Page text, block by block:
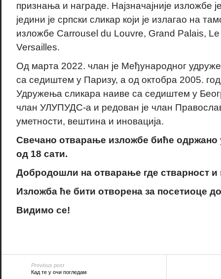
признања и награде. Најзначајније изложбе
једини је српски сликар који је излагао на
изложбе Carrousel du Louvre, Grand Palais,
Versailles.
Од марта 2022. члан је Међународног
са седиштем у Паризу, а од октобра 2005.
Удружења сликара наиве са седиштем у
члан УЛУПУДС-а и редован је члан
уметности, вештина и иновација.
Свечано отварање изложбе биће одржано
од 18 сати.
Добродошли на отварање где стварност и
Изложба ће бити отворена за посетиоце до
Видимо се!
Previous post
Кад те у очи погледам